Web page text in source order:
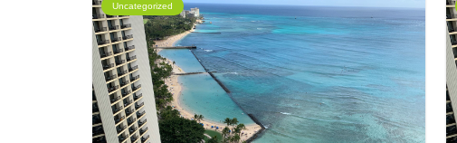
Uncategorized